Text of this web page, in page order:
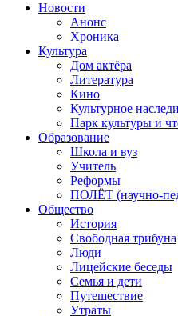
Новости
Анонс
Хроника
Культура
Дом актёра
Литература
Кино
Культурное
Парк культуры и
Образование
Школа и вуз
Учитель
Реформы
ПОЛЁТ (научно-
Общество
История
Свободная трибуна
Люди
Лицейские беседы
Семья и дети
Путешествие
Утраты